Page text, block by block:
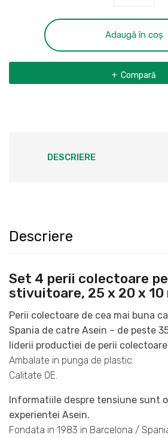
4
perii
pentru
stivuitoare,
Adaugă în coș
Compară
DESCRIERE
Descriere
Set 4 perii colectoare
stivuitoare, 25 x 20 x 10
Perii colectoare de cea mai buna
Spania de catre Asein – de peste
liderii productiei de perii
Ambalate in punga de plastic.
Calitate OE.
Informatiile despre tensiune sunt
experientei Asein.
Fondata in 1983 in Barcelona /